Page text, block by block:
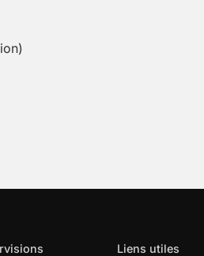
Liens utiles